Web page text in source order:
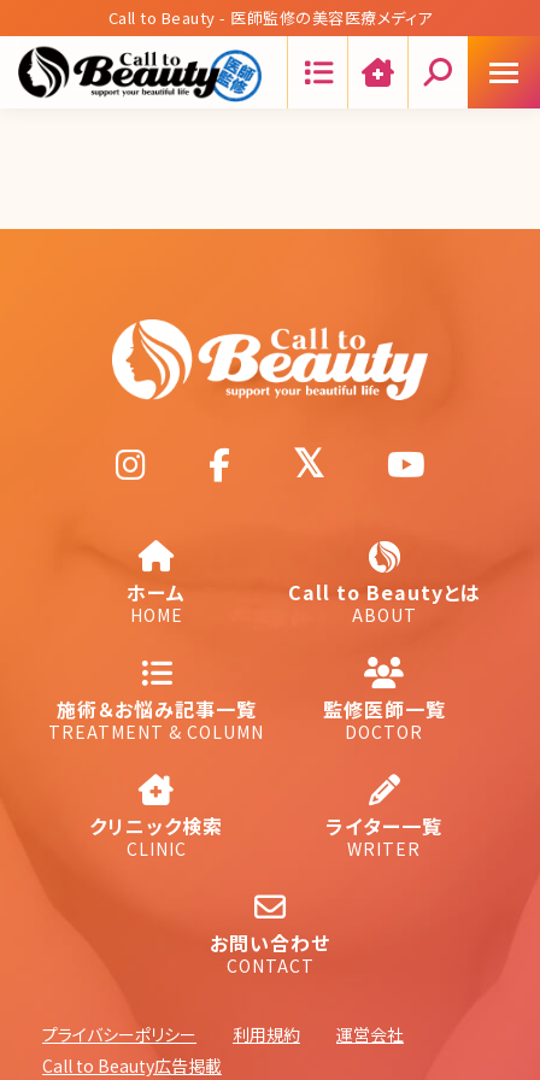
Call to Beauty - 医師監修の美容医療メディア
ホーム
HOME
Call to Beautyとは
ABOUT
施術＆お悩み記事一覧
TREATMENT & COLUMN
監修医師一覧
DOCTOR
クリニック検索
CLINIC
ライター一覧
WRITER
お問い合わせ
CONTACT
プライバシーポリシー 利用規約
運営会社
Call to Beauty広告掲載